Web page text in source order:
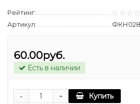
Рейтинг:
Артикул:
60.00руб.
Есть в наличии
+
- Купить